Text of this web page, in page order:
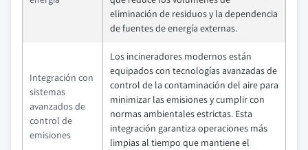
eliminación de residuos y la dependencia
de fuentes de energía externas.
Integración con
sistemas
avanzados de
control de
emisiones
Los incineradores modernos están
equipados con tecnologías avanzadas de
control de la contaminación del aire para
minimizar las emisiones y cumplir con
normas ambientales estrictas. Esta
integración garantiza operaciones más
limpias al tiempo que mantiene el